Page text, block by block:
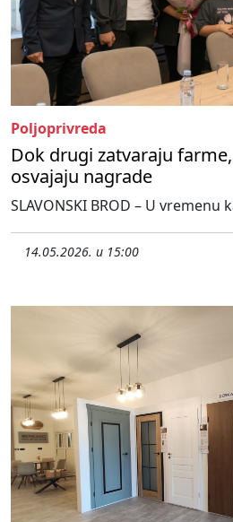
Poljoprivreda
Dok drugi zatvaraju
osvajaju nagrade
SLAVONSKI BROD – U vremenu
14.05.2026. u 15:00